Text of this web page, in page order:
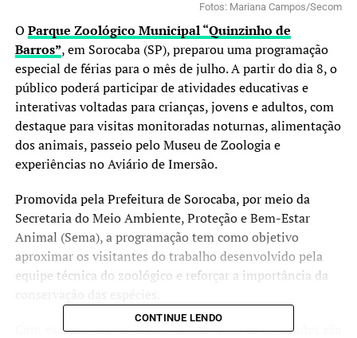
Fotos: Mariana Campos/Secom
O Parque Zoológico Municipal “Quinzinho de
Barros”, em Sorocaba (SP), preparou uma programação
especial de férias para o mês de julho. A partir do dia 8, o
público poderá participar de atividades educativas e
interativas voltadas para crianças, jovens e adultos, com
destaque para visitas monitoradas noturnas, alimentação
dos animais, passeio pelo Museu de Zoologia e
experiências no Aviário de Imersão.
Promovida pela Prefeitura de Sorocaba, por meio da
Secretaria do Meio Ambiente, Proteção e Bem-Estar
Animal (Sema), a programação tem como objetivo
aproximar os visitantes do trabalho desenvolvido pela
equipe técnica do zoológico e reforçar a importância da
Com exceção das visitas noturnas, todas as atividades são
CONTINUE LENDO